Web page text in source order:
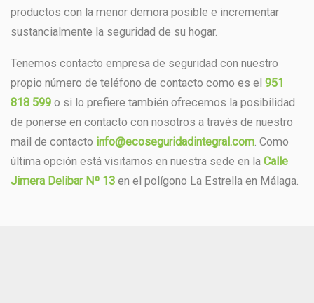
productos con la menor demora posible e incrementar
sustancialmente la seguridad de su hogar.
Tenemos contacto empresa de seguridad con nuestro
propio número de teléfono de contacto como es el 951
818 599 o si lo prefiere también ofrecemos la posibilidad
de ponerse en contacto con nosotros a través de nuestro
mail de contacto info@ecoseguridadintegral.com. Como
última opción está visitarnos en nuestra sede en la Calle
Jimera Delibar Nº 13 en el polígono La Estrella en Málaga.